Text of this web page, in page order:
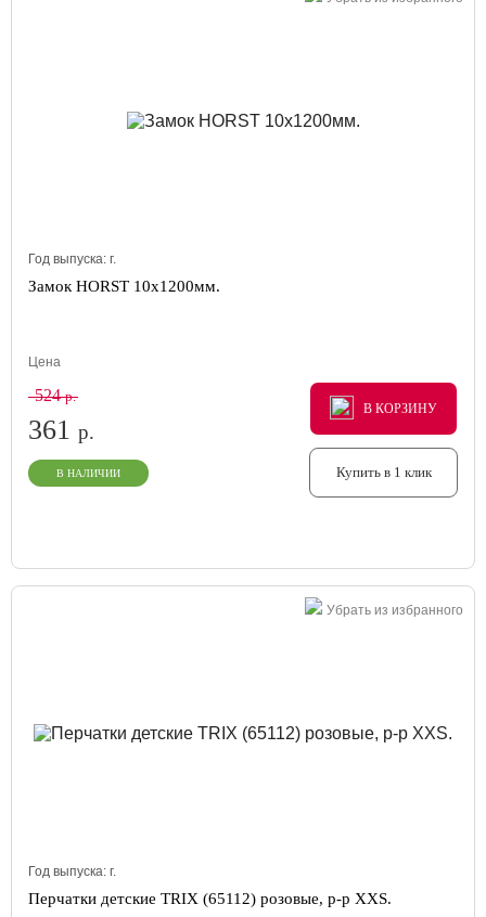
Год выпуска: г.
Замок HORST 10x1200мм.
Цена
524р.
361 р.
В НАЛИЧИИ
В КОРЗИНУ
В КОРЗИНУ
В КОРЗИНУ
Купить в 1 клик
Убрать из избранного
Год выпуска: г.
Перчатки детские TRIX (65112) розовые, р-р XXS.